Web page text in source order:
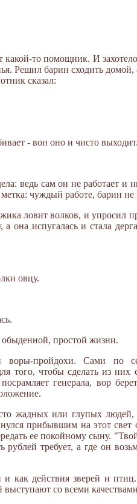
то помощник. И
Решил барин сходить
сказал:
- вон оно и чисто выходит.
ведь сам он не работает и
чуждый работе, барин не
ловит волков, и упросил
она испугалась и стала
овцу.
обыденной, простой жизни.
воры-пройдохи. Сами по
чтобы сделать из них
генерала, вор
жадных или глупых
прибывшим на этот свет
ее покойному сыну.
требует, а где он
как действия зверей и
выступают со всеми